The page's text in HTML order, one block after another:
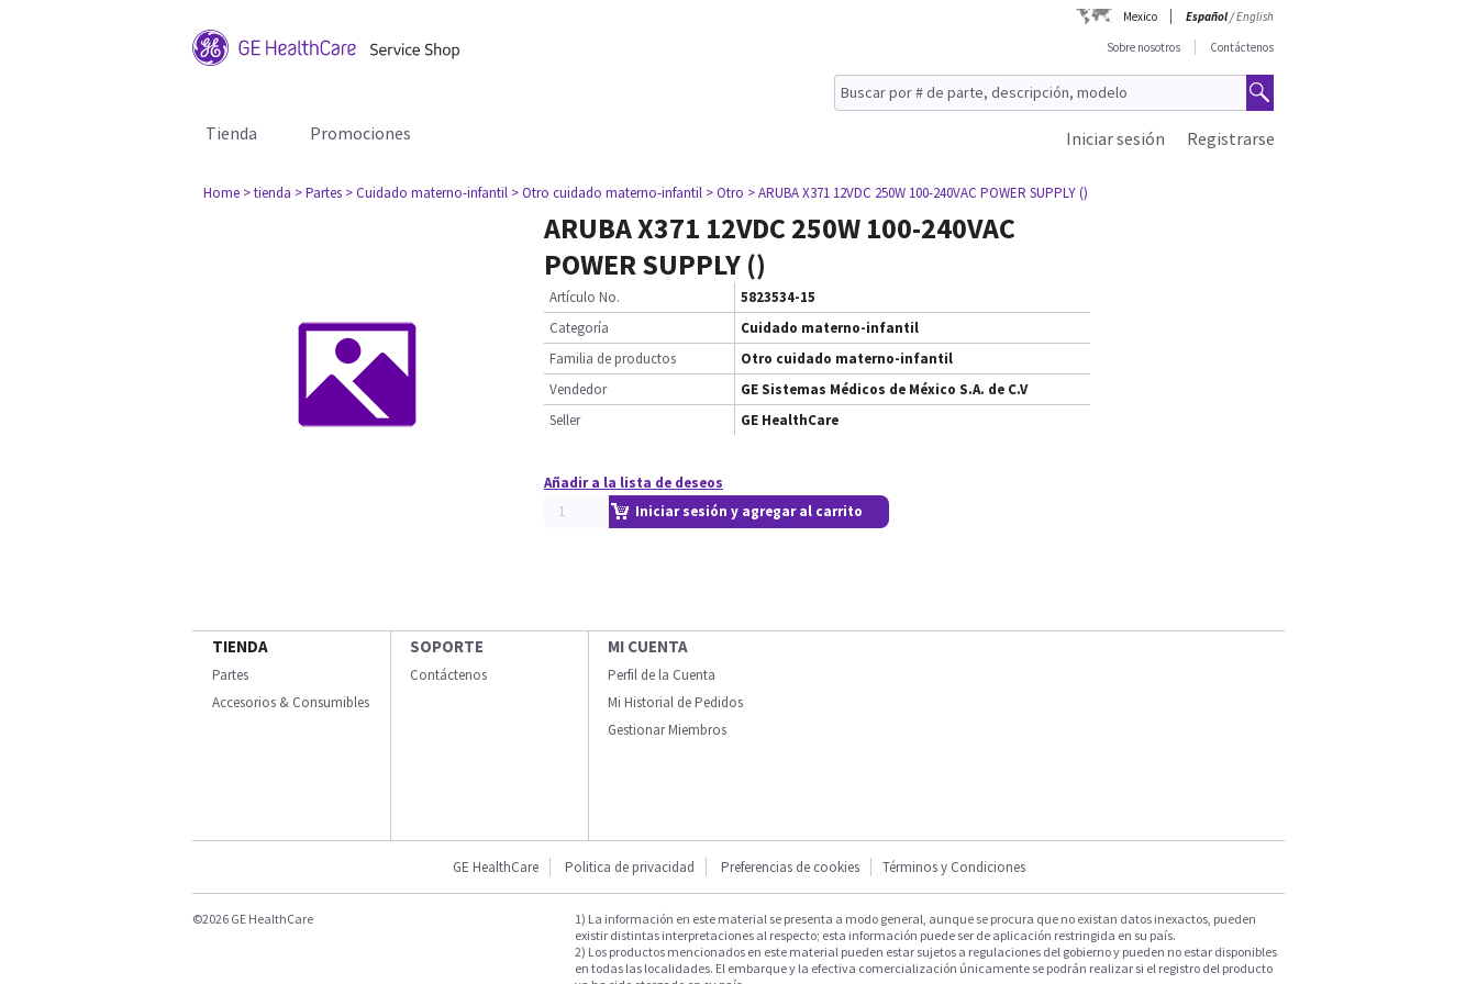
Mexico Español/English
Sobre nosotros
Contáctenos
Tienda Promociones Registrarse
Iniciar sesión
Home > tienda > Partes > Cuidado materno-infantil > Otro cuidado materno-infantil > Otro > ARUBA X371 12VDC 250W 100-240VAC POWER SUPPLY ()
ARUBA X371 12VDC 250W 100-240VAC
POWER SUPPLY ()
Artículo No.
5823534-15
Categoría
Cuidado materno-infantil
Familia de productos
Otro cuidado materno-infantil
Vendedor
GE Sistemas Médicos de México S.A. de C.V
Seller
GE HealthCare
Añadir a la lista de deseos
Iniciar sesión y agregar al carrito
TIENDA
Partes
Accesorios & Consumibles
SOPORTE
Contáctenos
MI CUENTA
Perfil de la Cuenta
Mi Historial de Pedidos
Gestionar Miembros
GE HealthCare Politica de privacidad Preferencias de cookies Términos y Condiciones
©2026 GE HealthCare
1) La información en este material se presenta a modo general, aunque se procura que no existan datos inexactos, pueden
existir distintas interpretaciones al respecto; esta información puede ser de aplicación restringida en su país.
2) Los productos mencionados en este material pueden estar sujetos a regulaciones del gobierno y pueden no estar disponibles
en todas las localidades. El embarque y la efectiva comercialización únicamente se podrán realizar si el registro del producto